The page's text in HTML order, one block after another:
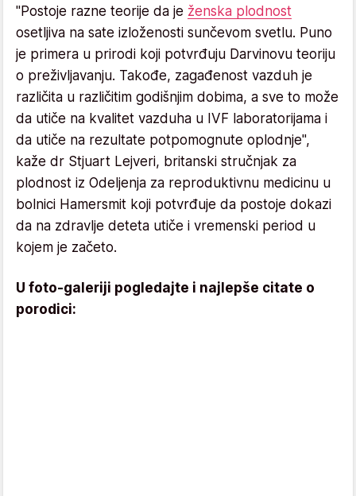
"Postoje razne teorije da je ženska plodnost
osetljiva na sate izloženosti sunčevom svetlu. Puno
je primera u prirodi koji potvrđuju Darvinovu teoriju
o preživljavanju. Takođe, zagađenost vazduh je
različita u različitim godišnjim dobima, a sve to može
da utiče na kvalitet vazduha u IVF laboratorijama i
da utiče na rezultate potpomognute oplodnje",
kaže dr Stjuart Lejveri, britanski stručnjak za
plodnost iz Odeljenja za reproduktivnu medicinu u
bolnici Hamersmit koji potvrđuje da postoje dokazi
da na zdravlje deteta utiče i vremenski period u
kojem je začeto.
U foto-galeriji pogledajte i najlepše citate o
porodici: